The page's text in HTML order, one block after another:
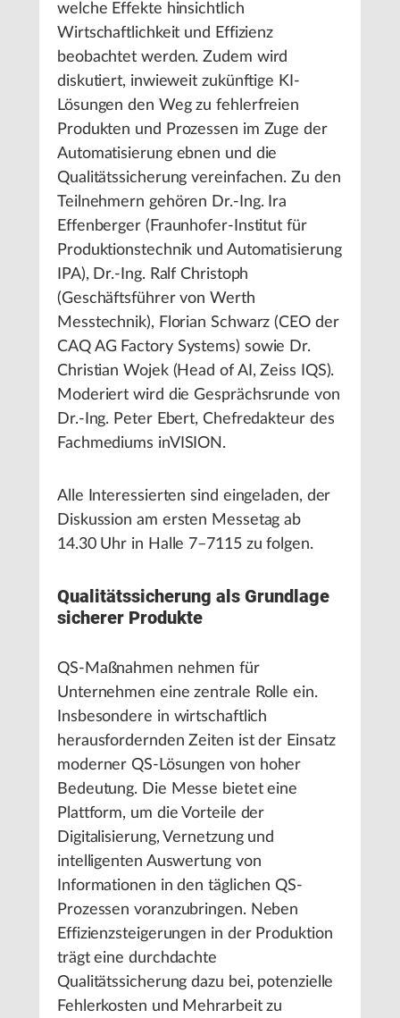
welche Effekte hinsichtlich
Wirtschaftlichkeit und Effizienz
beobachtet werden. Zudem wird
diskutiert, inwieweit zukünftige KI-
Lösungen den Weg zu fehlerfreien
Produkten und Prozessen im Zuge der
Automatisierung ebnen und die
Qualitätssicherung vereinfachen. Zu den
Teilnehmern gehören Dr.-Ing. Ira
Effenberger (Fraunhofer-Institut für
Produktionstechnik und Automatisierung
IPA), Dr.-Ing. Ralf Christoph
(Geschäftsführer von Werth
Messtechnik), Florian Schwarz (CEO der
CAQ AG Factory Systems) sowie Dr.
Christian Wojek (Head of AI, Zeiss IQS).
Moderiert wird die Gesprächsrunde von
Dr.-Ing. Peter Ebert, Chefredakteur des
Fachmediums inVISION.
Alle Interessierten sind eingeladen, der
Diskussion am ersten Messetag ab
14.30 Uhr in Halle 7–7115 zu folgen.
Qualitätssicherung als Grundlage
sicherer Produkte
QS-Maßnahmen nehmen für
Unternehmen eine zentrale Rolle ein.
Insbesondere in wirtschaftlich
herausfordernden Zeiten ist der Einsatz
moderner QS-Lösungen von hoher
Bedeutung. Die Messe bietet eine
Plattform, um die Vorteile der
Digitalisierung, Vernetzung und
intelligenten Auswertung von
Informationen in den täglichen QS-
Prozessen voranzubringen. Neben
Effizienzsteigerungen in der Produktion
trägt eine durchdachte
Qualitätssicherung dazu bei, potenzielle
Fehlerkosten und Mehrarbeit zu